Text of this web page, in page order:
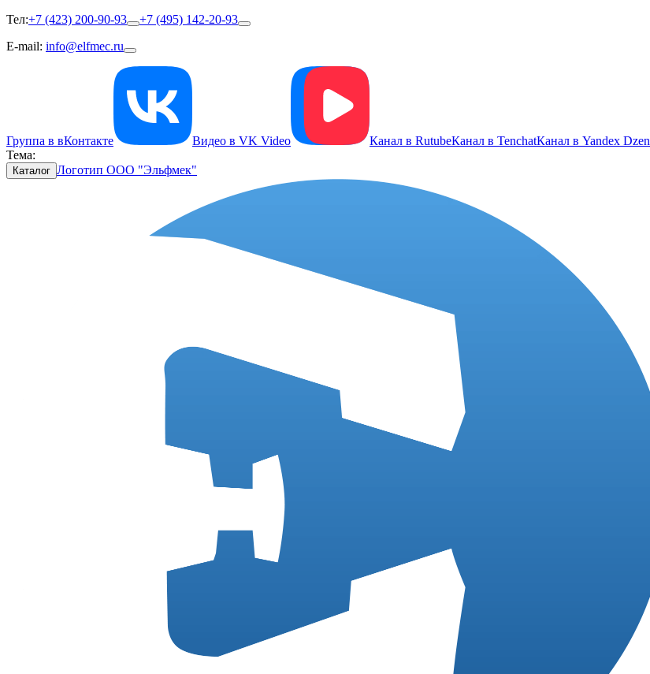
Тел:+7 (423) 200-90-93
+7 (495) 142-20-93
E-mail: info@elfmec.ru
Группа в вКонтакте Видео в VK Video Канал в RutubeКанал в TenchatКанал в Yandex Dzen
Тема:
Каталог Логотип ООО "Эльфмек"